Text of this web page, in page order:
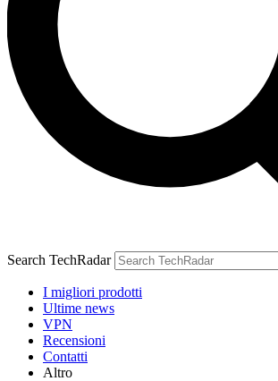
Search TechRadar
I migliori prodotti
Ultime news
VPN
Recensioni
Contatti
Altro